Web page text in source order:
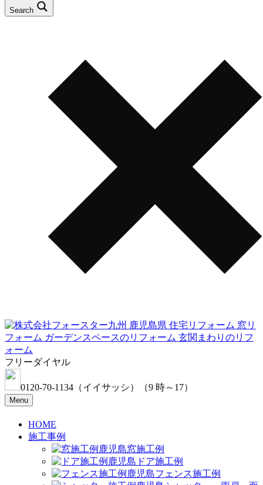
Search
フリーダイヤル
0120-70-1134 （イイサッシ） （9 時～17）
Menu
HOME
施工事例
窓施工例
ドア施工例
フェンス施工例